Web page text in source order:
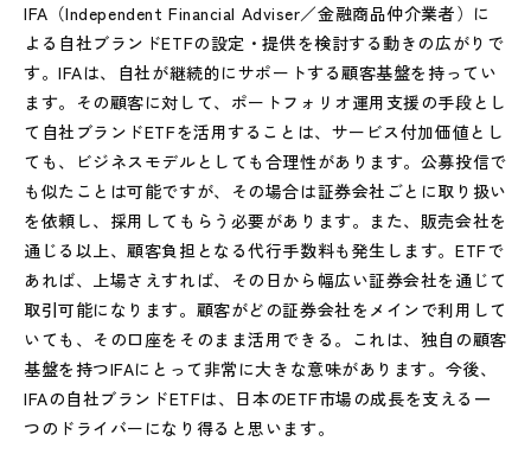
IFA（Independent Financial Adviser／金融商品仲介業者）に
よる自社ブランドETFの設定・提供を検討する動きの広がりで
す。IFAは、自社が継続的にサポートする顧客基盤を持ってい
ます。その顧客に対して、ポートフォリオ運用支援の手段とし
て自社ブランドETFを活用することは、サービス付加価値とし
ても、ビジネスモデルとしても合理性があります。公募投信で
も似たことは可能ですが、その場合は証券会社ごとに取り扱い
を依頼し、採用してもらう必要があります。また、販売会社を
通じる以上、顧客負担となる代行手数料も発生します。ETFで
あれば、上場さえすれば、その日から幅広い証券会社を通じて
取引可能になります。顧客がどの証券会社をメインで利用して
いても、その口座をそのまま活用できる。これは、独自の顧客
基盤を持つIFAにとって非常に大きな意味があります。今後、
IFAの自社ブランドETFは、日本のETF市場の成長を支える一
つのドライバーになり得ると思います。